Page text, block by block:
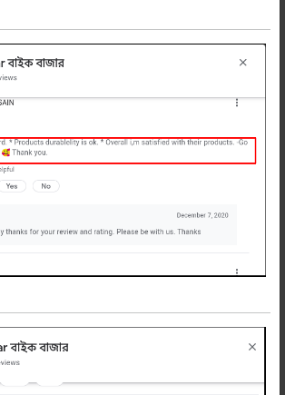
ও নিউজ পেতে এখনি সাবস্ক্রাইব